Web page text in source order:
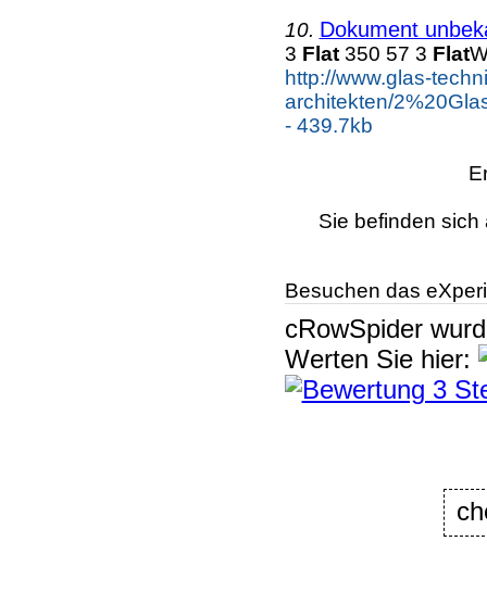
10. Dokument
3 Flat350 57 3 Flat
http://www.glas-
architekten/
- 439.7kb
Sie befinden
Besuchen das
cRowSpider
Werten Sie hier: